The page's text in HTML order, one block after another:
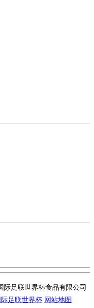
际足联世界杯食品有限公司
足联世界杯 网站地图